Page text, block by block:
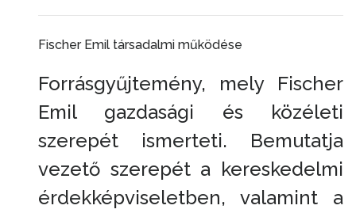
Fischer Emil társadalmi működése
Forrásgyűjtemény, mely Fischer
Emil gazdasági és közéleti
szerepét ismerteti. Bemutatja
vezető szerepét a kereskedelmi
érdekképviseletben, valamint a